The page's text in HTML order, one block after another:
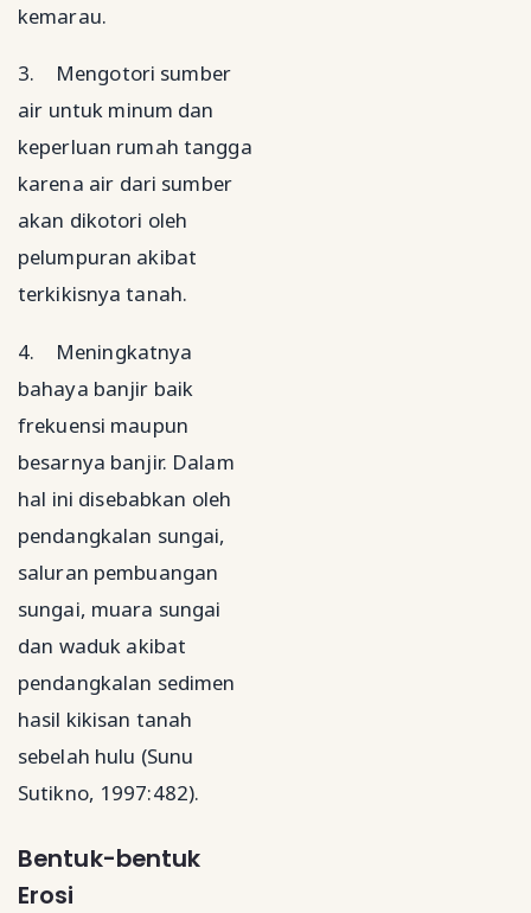
kemarau.
3.
Mengotori sumber
air untuk minum dan
keperluan rumah tangga
karena air dari sumber
akan dikotori oleh
pelumpuran akibat
terkikisnya tanah.
4.
Meningkatnya
bahaya banjir baik
frekuensi maupun
besarnya banjir. Dalam
hal ini disebabkan oleh
pendangkalan sungai,
saluran pembuangan
sungai, muara sungai
dan waduk akibat
pendangkalan sedimen
hasil kikisan tanah
sebelah hulu (Sunu
Sutikno, 1997:482).
Bentuk-bentuk
Erosi